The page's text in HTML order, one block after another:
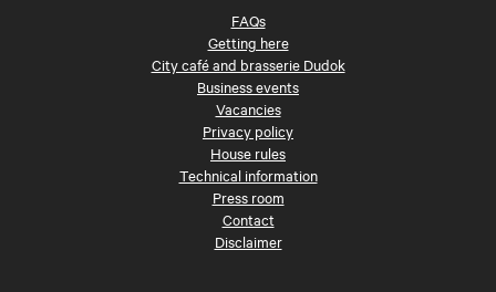
FAQs
Getting here
City café and brasserie Dudok
Business events
Vacancies
Privacy policy
House rules
Technical information
Press room
Contact
Disclaimer